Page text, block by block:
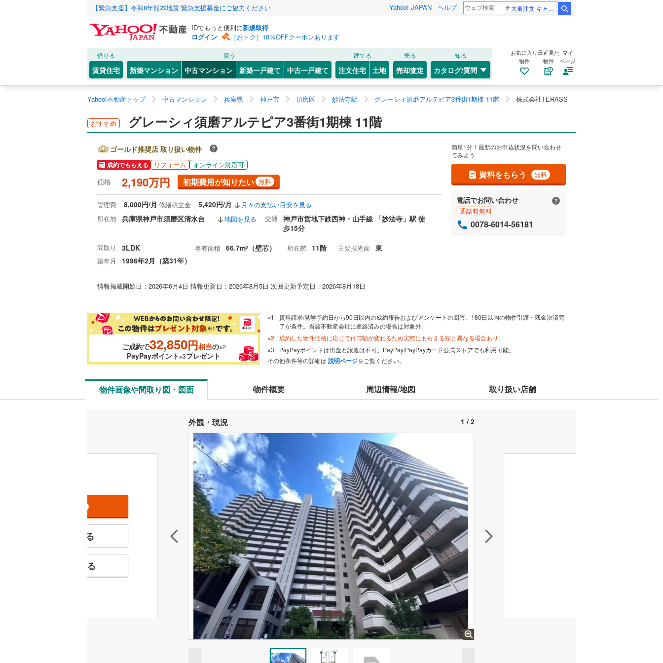
【緊急支援】令和8年熊本地震 緊急支援募金にご協力ください Yahoo! JAPAN ヘルプ 大量注文 キャンセル
IDでもっと便利に新規取得
ログイン
［おトク］10％OFFクーポンあります
借りる
賃貸住宅
買う
新築マンション 中古マンション 新築一戸建て 中古一戸建て
建てる
注文住宅 土地
売る
売却査定
知る
カタログ/質問
お気に入り
物件
最近見た
物件
マイ
ページ
Yahoo!不動産トップ 中古マンション 兵庫県 神戸市 須磨区 妙法寺駅 グレーシィ須磨アルテピア3番街1期棟 11階 株式会社TERASS
おすすめ グレーシィ須磨アルテピア3番街1期棟 11階
ゴールド推奨店 取り扱い物件
成約でもらえる リフォーム オンライン対応可
価格 2,190万円 初期費用が知りたい 無料
管理費 8,000円/月 修繕積立金 5,420円/月
月々の支払い目安を見る
所在地 兵庫県神戸市須磨区清水台 地図を見る 交通
神戸市営地下鉄西神・山手線 「妙法寺」駅 徒
歩15分
間取り 3LDK 専有面積 66.7m2 （壁芯） 所在階 11階 主要採光面 東
築年月 1996年2月（築31年）
情報掲載開始日：2026年6月4日 情報更新日：2026年8月5日 次回更新予定日：2026年8月18日
簡単1分！最新のお申込状況を問い合わせ
てみよう
資料をもらう 無料
電話でお問い合わせ
通話料無料
0078-6014-56181
ご成約で32,850円相当の※2
PayPayポイント※3プレゼント
資料請求/見学予約日から90日以内の成約報告およびアンケートの回答、180日以内の物件引渡・残金決済完
了が条件。当該不動産会社に連絡済みの場合は対象外。
成約した物件価格に応じて付与額が変わるため実際にもらえる額と異なる場合あり。
PayPayポイントは出金と譲渡は不可。PayPay/PayPayカード公式ストアでも利用可能。
その他条件等の詳細は 説明ページをご覧ください。
物件画像や間取り図・図面 物件概要 周辺情報/地図 取り扱い店舗
外観・現況 1 / 2
特徴の似た物件を見る
お気に入りに追加する